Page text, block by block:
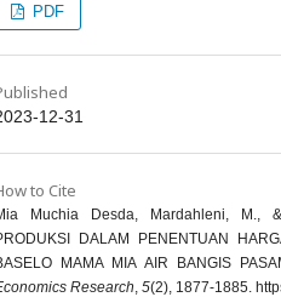
PDF
12-31
to Cite
Muchia Desda, Mardahleni, M.,
DALAM PENENTUAN
MAMA MIA AIR BANGIS
Research, 5(2), 1877-1885.